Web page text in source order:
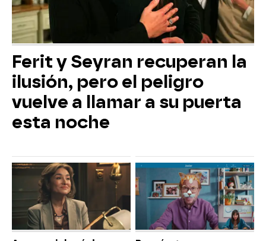
Ferit y Seyran recuperan la
ilusión, pero el peligro
vuelve a llamar a su puerta
esta noche